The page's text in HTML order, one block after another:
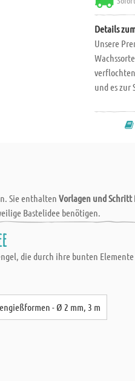
Details
Unsere
und es zur
Sie enthalten Vorlagen und
Bastelidee benötigen.
die durch ihre bunten
- Ø 2 mm, 3 m